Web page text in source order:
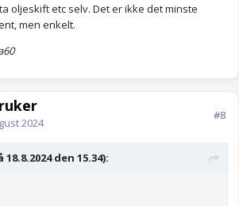
oljeskift etc selv. Det er ikke det minste
men enkelt.
2024
#8
18.8.2024 den 15.34):